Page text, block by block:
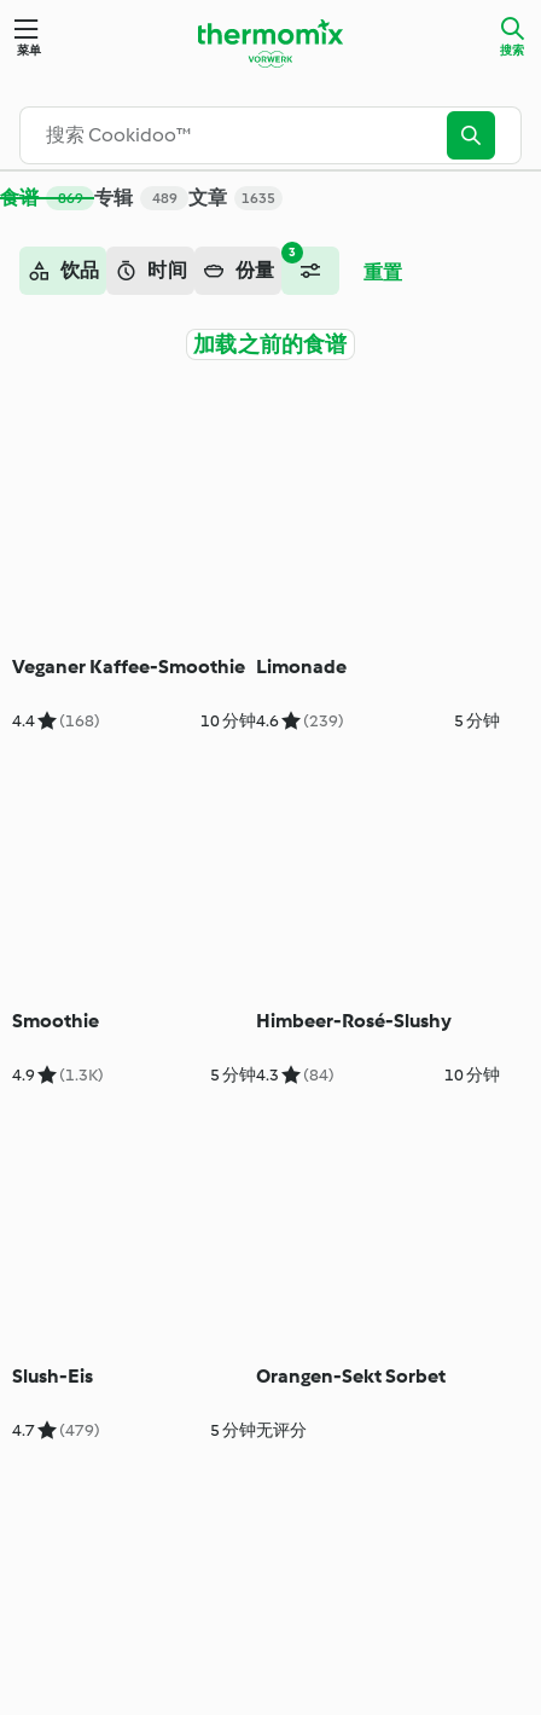
菜单 搜索
食谱 869 专辑 489 文章 1635
3
饮品 时间 份量 重置
加载之前的食谱
Veganer Kaffee-Smoothie
4.4 (168) 10 分钟
Limonade
4.6 (239) 5 分钟
Smoothie
4.9 (1.3K) 5 分钟
Himbeer-Rosé-Slushy
4.3 (84) 10 分钟
Slush-Eis
4.7 (479) 5 分钟
Orangen-Sekt Sorbet
无评分
搜索 - Cookidoo™ – 美善品®电子食谱平台